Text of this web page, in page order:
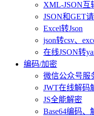
XML-JSON互
JSON和GET
Excel转Json
json转csv、
在线JSON转
编码/加密
微信公众号服
JWT在线解码
JS全能解密
Base64编码、